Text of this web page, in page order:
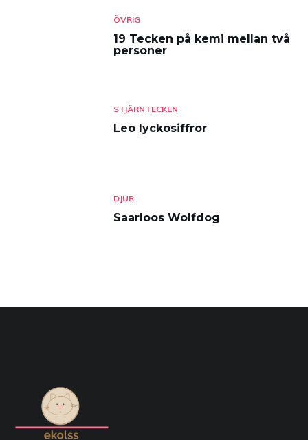
ÖVRIG
19 Tecken på kemi mellan två
personer
STJÄRNTECKEN
Leo lyckosiffror
DJUR
Saarloos Wolfdog